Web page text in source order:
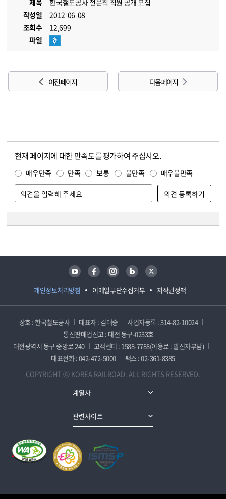
제목
한국철도공사 전문직 직원 공개 모집
작성일
2012-06-08
조회수
12,699
파일
이전 페이지 다음 페이지
현재 페이지에 대한 만족도를 평가하여 주십시오.
매우만족 만족 보통 불만족 매우불만족
개인정보처리방침 이메일무단수집거부 저작권정책
유튜브 페이스북 인스타그램 블로그 트위터
상호 : 한국철도공사 대표자 : 김태승
사업자등록 : 314-82-10024
통신판매업신고 : 대전 동구-0233호
대전광역시 동구 중앙로 240
고객센터 : 1588-7788(이용료 : 발신자부담)
대표전화 : 042-472-5000
팩스 : 02-361-8385
COPYRIGHT ⓒ KOREA RAILROAD. ALL RIGHTS RESERVED.
계열사
관련사이트